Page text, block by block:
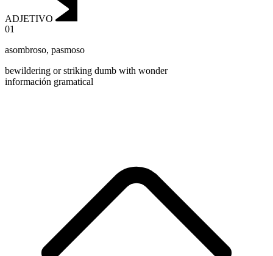
ADJETIVO
01
asombroso, pasmoso
bewildering or striking dumb with wonder
información gramatical